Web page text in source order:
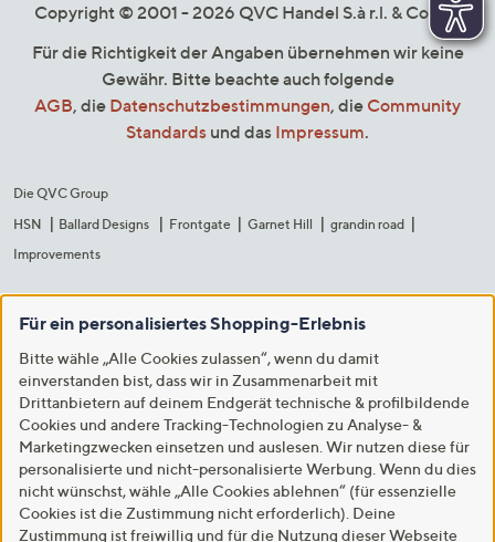
Copyright © 2001 - 2026 QVC Handel S.à r.l. & Co. KG
Für die Richtigkeit der Angaben übernehmen wir keine
Gewähr. Bitte beachte auch folgende
AGB, die Datenschutzbestimmungen, die Community
Standards und das Impressum.
Die QVC Group
HSN
Ballard Designs Frontgate Garnet Hill
grandin road
Improvements
Für ein personalisiertes Shopping-Erlebnis
Bitte wähle „Alle Cookies zulassen“, wenn du damit
einverstanden bist, dass wir in Zusammenarbeit mit
Drittanbietern auf deinem Endgerät technische & profilbildende
Cookies und andere Tracking-Technologien zu Analyse- &
Marketingzwecken einsetzen und auslesen. Wir nutzen diese für
personalisierte und nicht-personalisierte Werbung. Wenn du dies
nicht wünschst, wähle „Alle Cookies ablehnen“ (für essenzielle
Cookies ist die Zustimmung nicht erforderlich). Deine
Zustimmung ist freiwillig und für die Nutzung dieser Webseite